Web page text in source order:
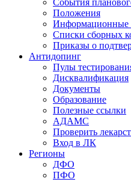
События
Положения
Информационные
Списки сборных
Приказы о
Антидопинг
Пулы
Дисквалификация
Документы
Образование
Полезные ссылки
АДАМС
Проверить
Вход в ЛК
Регионы
ДФО
ПФО